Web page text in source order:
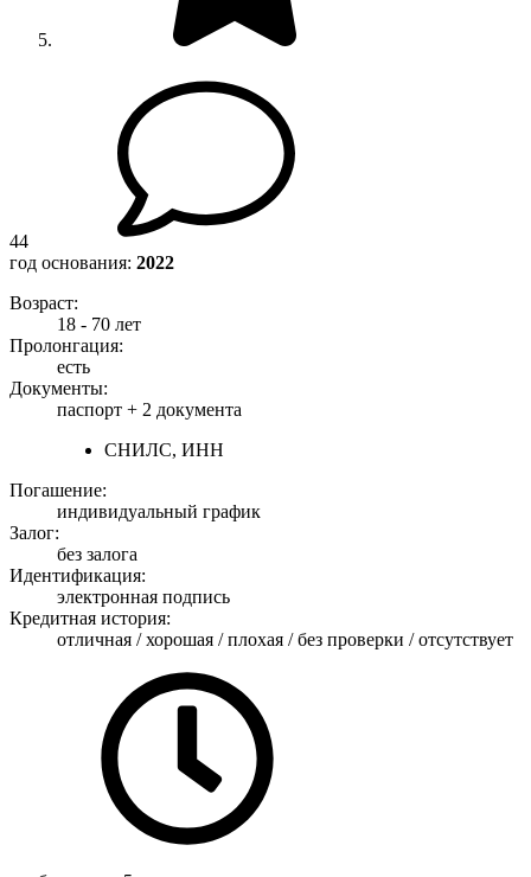
44
год основания: 2022
Возраст:
18 - 70 лет
Пролонгация:
есть
Документы:
паспорт + 2 документа
СНИЛС, ИНН
Погашение:
индивидуальный график
Залог:
без залога
Идентификация:
электронная подпись
Кредитная история:
отличная / хорошая / плохая / без проверки / отсутствует